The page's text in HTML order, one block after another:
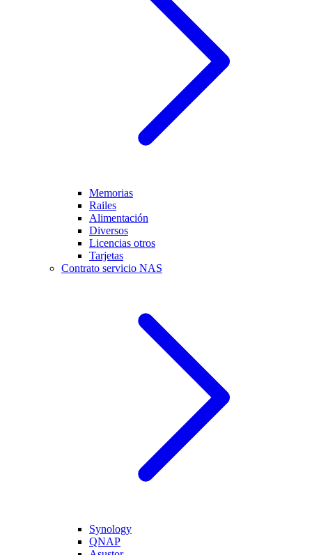
Memorias
Railes
Alimentación
Diversos
Licencias otros
Tarjetas
Contrato servicio NAS
Synology
QNAP